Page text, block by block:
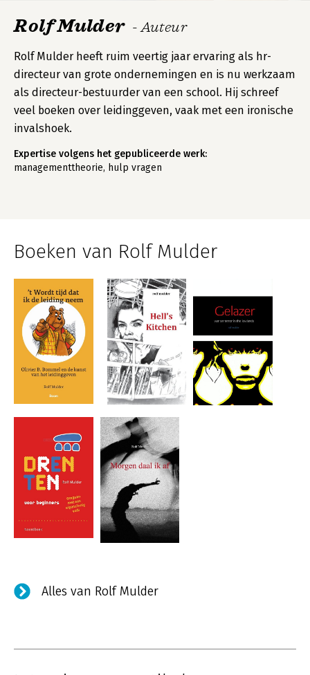
Rolf Mulder - Auteur
Rolf Mulder heeft ruim veertig jaar ervaring als hr-
directeur van grote ondernemingen en is nu werkzaam
als directeur-bestuurder van een school. Hij schreef
veel boeken over leidinggeven, vaak met een ironische
invalshoek.
Expertise volgens het gepubliceerde werk:
managementtheorie, hulp vragen
Boeken van Rolf Mulder
Alles van Rolf Mulder